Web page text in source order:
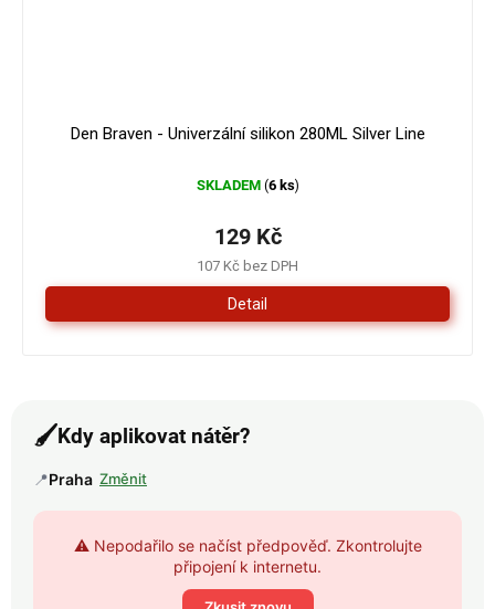
Den Braven - Univerzální silikon 280ML Silver Line
SKLADEM (6 ks)
107 Kč bez DPH
129 Kč
Detail
🖌️Kdy aplikovat nátěr?
📍Praha Změnit
⚠️ Nepodařilo se načíst předpověď. Zkontrolujte
připojení k internetu.